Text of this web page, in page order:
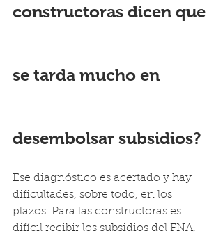
constructoras dicen que
se tarda mucho en
desembolsar subsidios?
Ese diagnóstico es acertado y hay
dificultades, sobre todo, en los
plazos. Para las constructoras es
difícil recibir los subsidios del FNA,